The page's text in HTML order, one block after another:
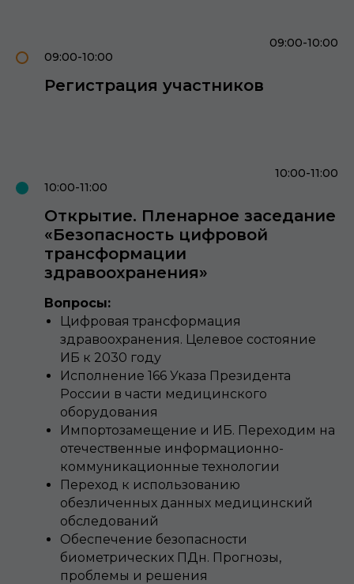
09:00-10:00
09:00-10:00
Регистрация участников
10:00-11:00
10:00-11:00
Открытие. Пленарное заседание
«Безопасность цифровой
трансформации
здравоохранения»
Вопросы:
Цифровая трансформация
здравоохранения. Целевое состояние
ИБ к 2030 году
Исполнение 166 Указа Президента
России в части медицинского
оборудования
Импортозамещение и ИБ. Переходим на
отечественные информационно-
коммуникационные технологии
Переход к использованию
обезличенных данных медицинский
обследований
Обеспечение безопасности
биометрических ПДн. Прогнозы,
проблемы и решения